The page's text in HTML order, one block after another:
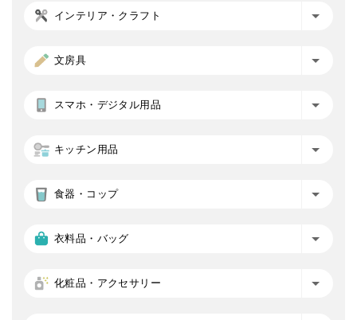
インテリア・クラフト
文房具
スマホ・デジタル用品
キッチン用品
食器・コップ
衣料品・バッグ
化粧品・アクセサリー